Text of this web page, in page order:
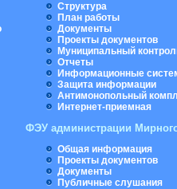
Структура
План работы
Документы
Проекты документов
Муниципальный
Отчеты
Информационные
Защита информации
Антимонопольный
Интернет-приемная
ФЭУ администрации
Общая информация
Проекты документов
Документы
Публичные слушания